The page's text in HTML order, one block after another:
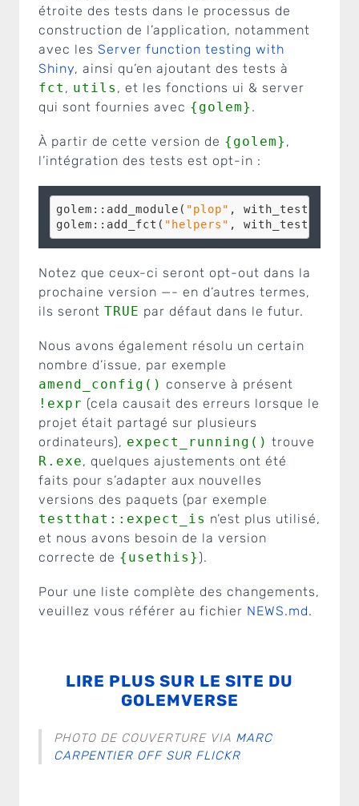
étroite des tests dans le processus de
construction de l’application, notamment
avec les Server function testing with
Shiny, ainsi qu’en ajoutant des tests à
fct , utils , et les fonctions ui & server
qui sont fournies avec {golem} .
À partir de cette version de {golem} ,
l’intégration des tests est opt-in :
golem::add_module( "plop" , with_test =
golem::add_fct( "helpers" , with_test =
Notez que ceux-ci seront opt-out dans la
prochaine version —- en d’autres termes,
ils seront TRUE par défaut dans le futur.
Nous avons également résolu un certain
nombre d’issue, par exemple
amend_config() conserve à présent
!expr (cela causait des erreurs lorsque le
projet était partagé sur plusieurs
ordinateurs), expect_running() trouve
R.exe, quelques ajustements ont été
faits pour s’adapter aux nouvelles
versions des paquets (par exemple
testthat::expect_is n’est plus utilisé,
et nous avons besoin de la version
correcte de {usethis}).
Pour une liste complète des changements,
veuillez vous référer au fichier NEWS.md.
LIRE PLUS SUR LE SITE DU
GOLEMVERSE
PHOTO DE COUVERTURE VIA MARC
CARPENTIER OFF SUR FLICKR